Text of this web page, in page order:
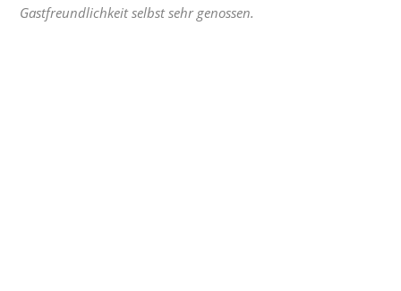
Gastfreundlichkeit selbst sehr genossen.